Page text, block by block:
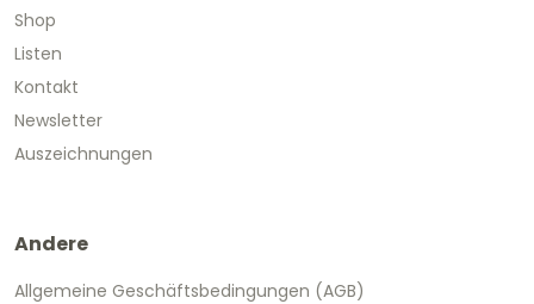
Shop
Listen
Kontakt
Newsletter
Auszeichnungen
Andere
Allgemeine Geschäftsbedingungen (AGB)